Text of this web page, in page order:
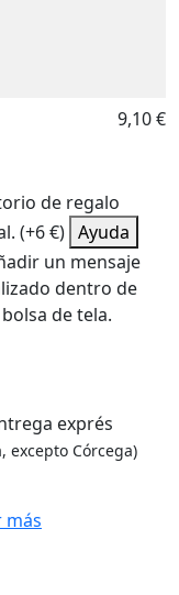
9,10 €
de regalo
(+6 €) Ayuda
un mensaje
dentro de
de tela.
exprés
excepto Córcega)
más